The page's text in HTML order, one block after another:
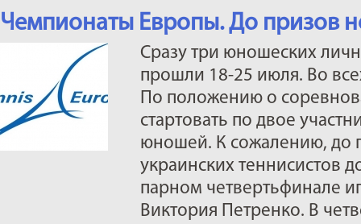
Чемпионаты Европы. До призов
Сразу три юношеских
прошли 18-25 июля. Во
По положению о
стартовать по двое
юношей. К сожалению, до
украинских теннисистов
парном четвертьфинале
Виктория Петренко. В